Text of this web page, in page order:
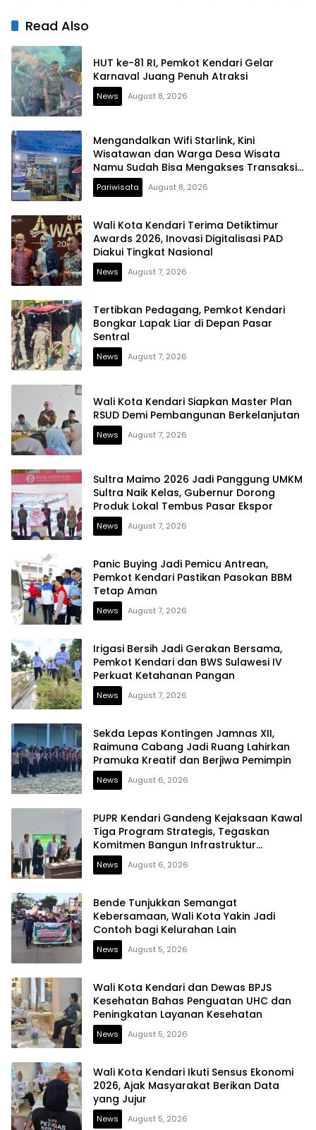
LainRead Also
HUT ke-81 RI, Pemkot Kendari Gelar
Karnaval Juang Penuh Atraksi
News August 8, 2026
Mengandalkan Wifi Starlink, Kini
Wisatawan dan Warga Desa Wisata
Namu Sudah Bisa Mengakses Transaksi
Digital
Pariwisata August 8, 2026
Wali Kota Kendari Terima Detiktimur
Awards 2026, Inovasi Digitalisasi PAD
Diakui Tingkat Nasional
News August 7, 2026
Tertibkan Pedagang, Pemkot Kendari
Bongkar Lapak Liar di Depan Pasar
Sentral
News August 7, 2026
Wali Kota Kendari Siapkan Master Plan
RSUD Demi Pembangunan Berkelanjutan
News August 7, 2026
Sultra Maimo 2026 Jadi Panggung UMKM
Sultra Naik Kelas, Gubernur Dorong
Produk Lokal Tembus Pasar Ekspor
News August 7, 2026
Panic Buying Jadi Pemicu Antrean,
Pemkot Kendari Pastikan Pasokan BBM
Tetap Aman
News August 7, 2026
Irigasi Bersih Jadi Gerakan Bersama,
Pemkot Kendari dan BWS Sulawesi IV
Perkuat Ketahanan Pangan
News August 7, 2026
Sekda Lepas Kontingen Jamnas XII,
Raimuna Cabang Jadi Ruang Lahirkan
Pramuka Kreatif dan Berjiwa Pemimpin
News August 6, 2026
PUPR Kendari Gandeng Kejaksaan Kawal
Tiga Program Strategis, Tegaskan
Komitmen Bangun Infrastruktur
Berintegritas
News August 6, 2026
Bende Tunjukkan Semangat
Kebersamaan, Wali Kota Yakin Jadi
Contoh bagi Kelurahan Lain
News August 5, 2026
Wali Kota Kendari dan Dewas BPJS
Kesehatan Bahas Penguatan UHC dan
Peningkatan Layanan Kesehatan
News August 5, 2026
Wali Kota Kendari Ikuti Sensus Ekonomi
2026, Ajak Masyarakat Berikan Data
yang Jujur
News August 5, 2026